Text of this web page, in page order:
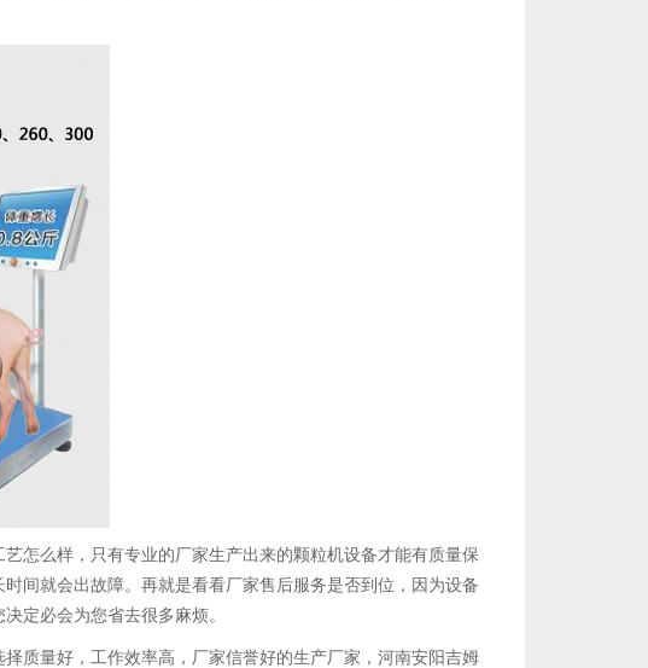
怎么样，只有专业的厂家生产出来的颗粒机设备才能有质量保
间就会出故障。再就是看看厂家售后服务是否到位，因为设备
定必会为您省去很多麻烦。
质量好，工作效率高，厂家信誉好的生产厂家，河南安阳吉姆